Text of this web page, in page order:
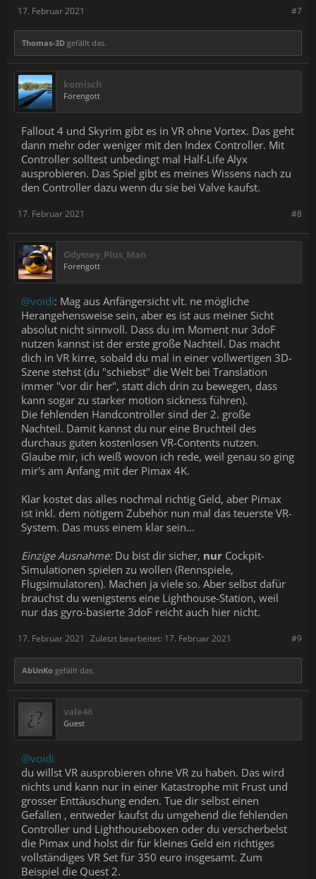
#7
17. Februar 2021
Thomas-3D gefällt das.
komisch
Forengott
Fallout 4 und Skyrim gibt es in VR ohne Vortex. Das geht
dann mehr oder weniger mit den Index Controller. Mit
Controller solltest unbedingt mal Half-Life Alyx
ausprobieren. Das Spiel gibt es meines Wissens nach zu
den Controller dazu wenn du sie bei Valve kaufst.
#8
17. Februar 2021
Odyssey_Plus_Man
Forengott
@voidi: Mag aus Anfängersicht vlt. ne mögliche
Herangehensweise sein, aber es ist aus meiner Sicht
absolut nicht sinnvoll. Dass du im Moment nur 3doF
nutzen kannst ist der erste große Nachteil. Das macht
dich in VR kirre, sobald du mal in einer vollwertigen 3D-
Szene stehst (du "schiebst" die Welt bei Translation
immer "vor dir her", statt dich drin zu bewegen, dass
kann sogar zu starker motion sickness führen).
Die fehlenden Handcontroller sind der 2. große
Nachteil. Damit kannst du nur eine Bruchteil des
durchaus guten kostenlosen VR-Contents nutzen.
Glaube mir, ich weiß wovon ich rede, weil genau so ging
mir's am Anfang mit der Pimax 4K.
Klar kostet das alles nochmal richtig Geld, aber Pimax
ist inkl. dem nötigem Zubehör nun mal das teuerste VR-
System. Das muss einem klar sein...
Einzige Ausnahme: Du bist dir sicher, nur Cockpit-
Simulationen spielen zu wollen (Rennspiele,
Flugsimulatoren). Machen ja viele so. Aber selbst dafür
brauchst du wenigstens eine Lighthouse-Station, weil
nur das gyro-basierte 3doF reicht auch hier nicht.
#9
17. Februar 2021 Zuletzt bearbeitet: 17. Februar 2021
AbUnKo gefällt das.
vale46
Guest
@voidi
du willst VR ausprobieren ohne VR zu haben. Das wird
nichts und kann nur in einer Katastrophe mit Frust und
grosser Enttäuschung enden. Tue dir selbst einen
Gefallen , entweder kaufst du umgehend die fehlenden
Controller und Lighthouseboxen oder du verscherbelst
die Pimax und holst dir für kleines Geld ein richtiges
vollständiges VR Set für 350 euro insgesamt. Zum
Beispiel die Quest 2.